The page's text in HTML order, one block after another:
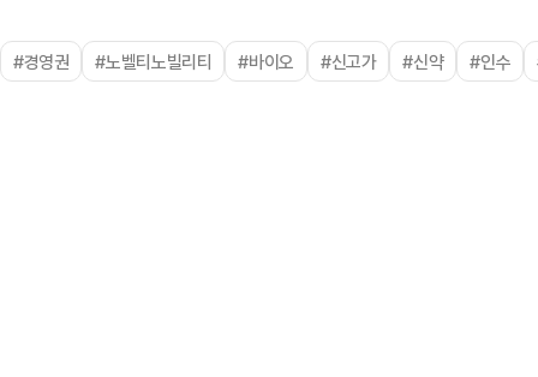
#경영권 #노벨티노빌리티 #바이오 #신고가 #신약 #인수